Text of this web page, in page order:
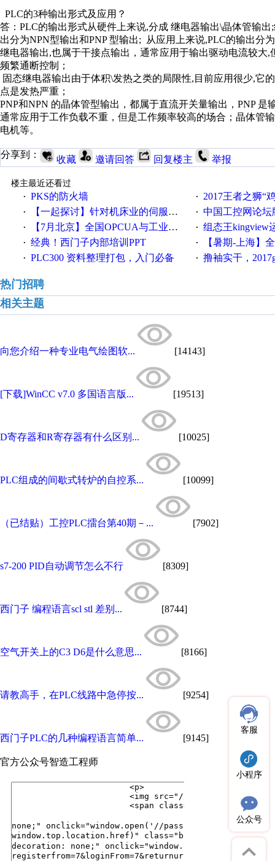
PLC的3种输出形式及应用？
答： PLC的输出形式从硬件上来说,分成 继电器输出\晶体管输
出分为NPN型输出和PNP 型输出; 从应用上来说,PLC的输出分
继电器输出,也属于干接点输出，通常应用于输出驱动电流较大
频繁通断控制；
固态继电器输出由于体积\发热之类的局限性,目前应用很少,它
点是发热严重；
PNP和NPN 的晶体管型输出，都属于直流开关量输出，PNP
通常应用于工作负载不重，但是工作频率较高的场合；晶体管
电机等。
分享到： 收藏 邀请回答 回复楼主 举报
楼主最近还看过
· PKS的防火墙 · 2017王者之狮“鸡”情签到
· 【一起探讨】针对机床业的伺服系统发展，您的期望是什么？ · 中国工控网论坛版
· 【7月北京】全国OPCUA与工业互联技术培训班通知！ · 组态王kingview
· 经典！西门子内部培训PPT · 【暑期-上海】全国工业
· PLC300 资料整理打包，入门必备 · 撸袖实干，2017gongkong®第
热门招聘
相关主题
向您介绍一种专业电气绘图软... [14143]
[下载]WinCC v7.0 多国语言版... [19513]
D寄存器和R寄存器有什么区别... [10025]
PLC组成的间歇式转炉的自控系... [10099]
（已结贴）工控PLC擂台第40期－... [7902]
s7-200 PID自动调节怎么不行 [8309]
西门子 编程语言scl stl 差别... [8744]
空气开关上的C3 D6是什么意思... [8166]
请教高手，在PLC线路中急停按... [9254]
西门子PLC的几种编程语言简单... [9145]
官方公众号智造工程师
客服
小程序
公众号